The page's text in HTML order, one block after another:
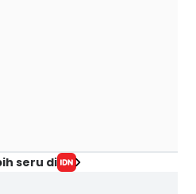
seru di